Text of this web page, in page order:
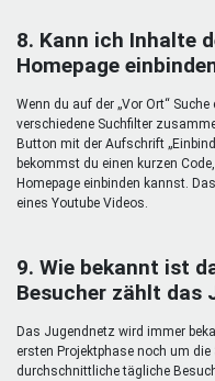
8. Kann ich Inhalte
Homepage
Wenn du auf der „Vor Ort“
verschiedene Suchfilter
Button mit der Aufschrift
bekommst du einen kurzen
Homepage einbinden kannst.
eines Youtube Videos.
9. Wie bekannt ist
Besucher zählt das
Das Jugendnetz wird immer
ersten Projektphase noch um
durchschnittliche tägliche